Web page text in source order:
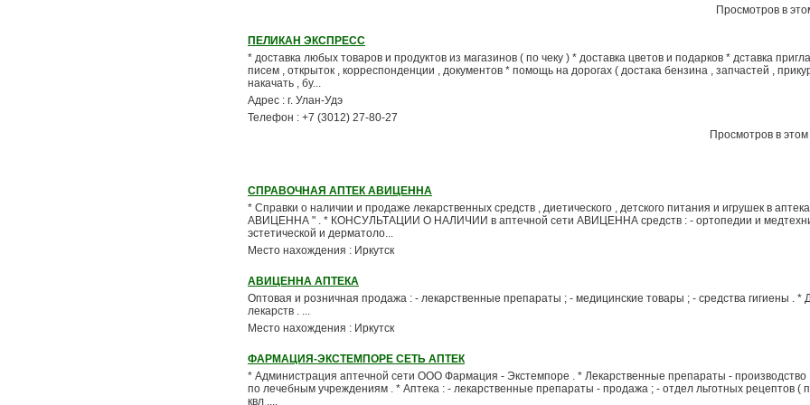
Просмотров в
ПЕЛИКАН ЭКСПРЕСС
* доставка любых товаров и продуктов из магазинов ( по чеку ) * доставка цветов и подарков * дставка
писем , открыток , корреспонденции , документов * помощь на дорогах ( достака бензина , запчастей ,
накачать , бу...
Адрес : г. Улан-Удэ
Телефон : +7 (3012) 27-80-27
Просмотров в
СПРАВОЧНАЯ АПТЕК АВИЦЕННА
* Справки о наличии и продаже лекарственных средств , диетического , детского питания и игрушек в
АВИЦЕННА " . * КОНСУЛЬТАЦИИ О НАЛИЧИИ в аптечной сети АВИЦЕННА средств : - ортопедии и
эстетической и дерматоло...
Место нахождения : Иркутск
АВИЦЕННА АПТЕКА
Оптовая и розничная продажа : - лекарственные препараты ; - медицинские товары ; - средства гигиены . *
лекарств . ...
Место нахождения : Иркутск
ФАРМАЦИЯ-ЭКСТЕМПОРЕ СЕТЬ АПТЕК
* Администрация аптечной сети ООО Фармация - Экстемпоре . * Лекарственные препараты - производство
по лечебным учреждениям . * Аптека : - лекарственные препараты - продажа ; - отдел льготных рецептов (
квл ....